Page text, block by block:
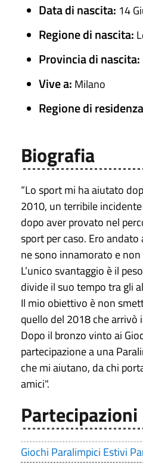
Data di nascita: 14
Regione di nascita:
Provincia di nascita:
Vive a: Milano
Regione di
Biografia
“Lo sport mi ha aiutato
2010, un terribile
dopo aver provato nel
sport per caso. Ero
ne sono innamorato e non
L’unico svantaggio è il
divide il suo tempo tra gli
Il mio obiettivo è non
quello del 2018 che arrivò
Dopo il bronzo vinto ai
partecipazione a una
che mi aiutano, da chi
amici".
Partecipazioni
Giochi Paralimpici Estivi